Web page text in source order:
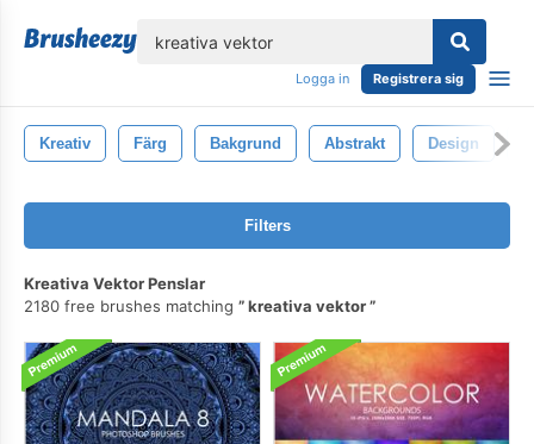
Logga in Registrera sig
Kreativ Färg Bakgrund Abstrakt Design
Filters
Kreativa Vektor Penslar
2180 free brushes matching
kreativa vektor